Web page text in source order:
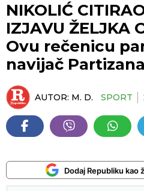
NIKOLIĆ
IZJAVU ŽELJKA
Ovu rečenicu
navijač
AUTOR: M. D. SPORT
Dodaj Republiku kao